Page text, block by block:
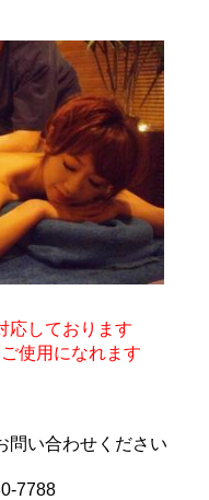
応しております
使用になれます
問い合わせください
7788